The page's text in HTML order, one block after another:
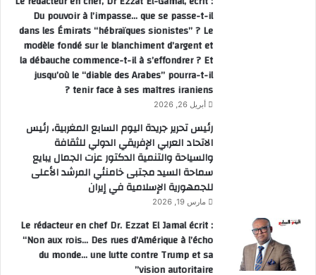
Du pouvoir à l’impasse… que se passe-t-il
dans les Émirats “hébraïques sionistes” ? Le
modèle fondé sur le blanchiment d’argent et
la débauche commence-t-il à s’effondrer ? Et
jusqu’où le “diable des Arabes” pourra-t-il
tenir face à ses maîtres iraniens ?
أبريل 26, 2026
رئيس تحرير جريدة اليوم السابع المغربية، رئيس
الاتحاد العربي الإفريقي الدولي للثقافة
والسياحة والتنمية الدكتور عزت الجمال يبايع
سماحة السيد مجتبى خامنئي المرشد الأعلى
للجمهورية الإسلامية في إيران
مارس 19, 2026
Le rédacteur en chef Dr. Ezzat El Jamal écrit :
“Non aux rois… Des rues d’Amérique à l’écho
du monde… une lutte contre Trump et sa
vision autoritaire”